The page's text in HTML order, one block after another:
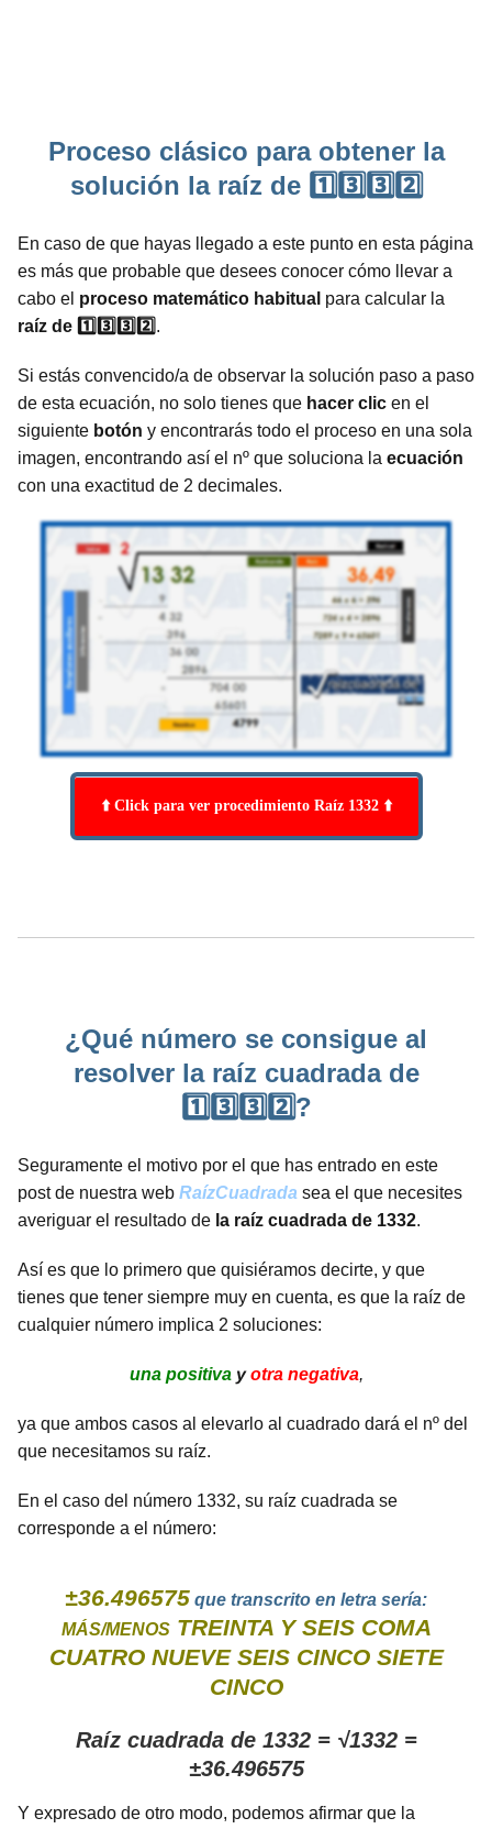
Proceso clásico para obtener la
solución la raíz de 1️⃣3️⃣3️⃣2️⃣
En caso de que hayas llegado a este punto en esta página
es más que probable que desees conocer cómo llevar a
cabo el proceso matemático habitual para calcular la
raíz de 1️⃣3️⃣3️⃣2️⃣ .
Si estás convencido/a de observar la solución paso a paso
de esta ecuación, no solo tienes que hacer clic en el
siguiente botón y encontrarás todo el proceso en una sola
imagen, encontrando así el nº que soluciona la ecuación
con una exactitud de 2 decimales.
⬆️ Click para ver procedimiento Raíz 1332 ⬆️
¿Qué número se consigue al
resolver la raíz cuadrada de
1️⃣3️⃣3️⃣2️⃣?
Seguramente el motivo por el que has entrado en este
post de nuestra web RaízCuadrada sea el que necesites
averiguar el resultado de la raíz cuadrada de 1332.
Así es que lo primero que quisiéramos decirte, y que
tienes que tener siempre muy en cuenta, es que la raíz de
cualquier número implica 2 soluciones:
una positivayotra negativa,
ya que ambos casos al elevarlo al cuadrado dará el nº del
que necesitamos su raíz.
En el caso del número 1332, su raíz cuadrada se
corresponde a el número:
±36.496575 que transcrito en letra sería:
MÁS/MENOS TREINTA Y SEIS COMA
CUATRO NUEVE SEIS CINCO SIETE
CINCO
Raíz cuadrada de 1332 = √1332 =
±36.496575
Y expresado de otro modo, podemos afirmar que la